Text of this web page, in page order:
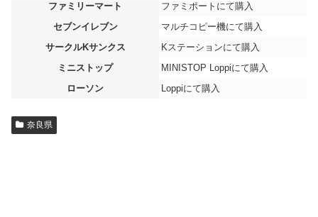
ファミリーマート
ファミポートにて購入
セブンイレブン
マルチコピー機にて購入
サークルKサンクス
Kステーションにて購入
ミニストップ
MINISTOP Loppiにて購入
ローソン
Loppiにて購入
奈良県